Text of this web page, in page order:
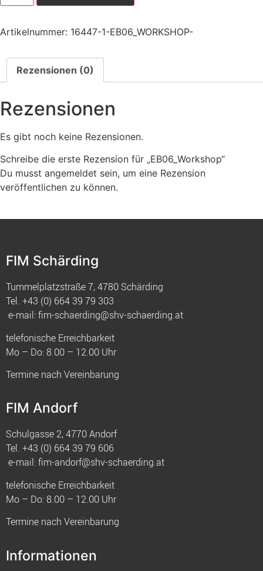
Artikelnummer: 16447-1-EB06_WORKSHOP-
Rezensionen (0)
Rezensionen
Es gibt noch keine Rezensionen.
Schreibe die erste Rezension für „EB06_Workshop“
Du musst angemeldet sein, um eine Rezension
veröffentlichen zu können.
FIM Schärding
Tummelplatzstraße 7, 4780 Schärding
Tel. +43 (0) 664 39 79 303
e-mail:fim-schaerding@shv-schaerding.at
telefonische Erreichbarkeit
Mo – Do: 8.00 – 12.00 Uhr
Termine nach Vereinbarung
FIM Andorf
Schulgasse 2, 4770 Andorf
Tel. +43 (0) 664 39 79 606
e-mail:fim-andorf@shv-schaerding.at
telefonische Erreichbarkeit
Mo – Do: 8.00 – 12.00 Uhr
Termine nach Vereinbarung
Informationen